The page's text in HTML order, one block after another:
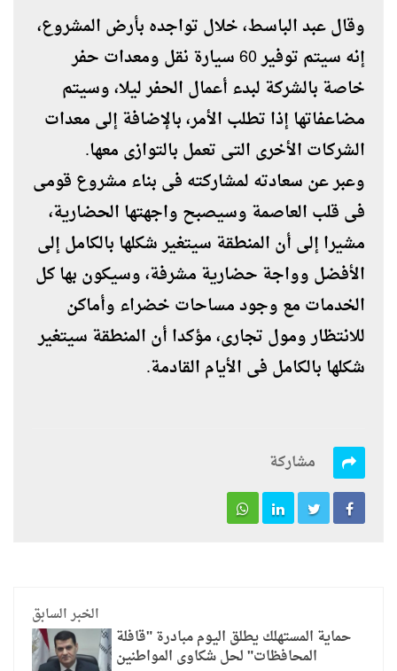
وقال عبد الباسط، خلال تواجده بأرض المشروع،
إنه سيتم توفير 60 سيارة نقل ومعدات حفر
خاصة بالشركة لبدء أعمال الحفر ليلا، وسيتم
مضاعفاتها إذا تطلب الأمر، بالإضافة إلى معدات
الشركات الأخرى التى تعمل بالتوازى معها.
وعبر عن سعادته لمشاركته فى بناء مشروع قومى
فى قلب العاصمة وسيصبح واجهتها الحضارية،
مشيرا إلى أن المنطقة سيتغير شكلها بالكامل إلى
الأفضل وواجة حضارية مشرفة، وسيكون بها كل
الخدمات مع وجود مساحات خضراء وأماكن
للانتظار ومول تجارى، مؤكدا أن المنطقة سيتغير
شكلها بالكامل فى الأيام القادمة.
مشاركة
الخبر السابق
حماية المستهلك يطلق اليوم مبادرة "قافلة
المحافظات" لحل شكاوى المواطنين